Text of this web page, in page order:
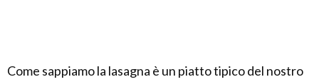
Come sappiamo la lasagna è un piatto tipico del nostro